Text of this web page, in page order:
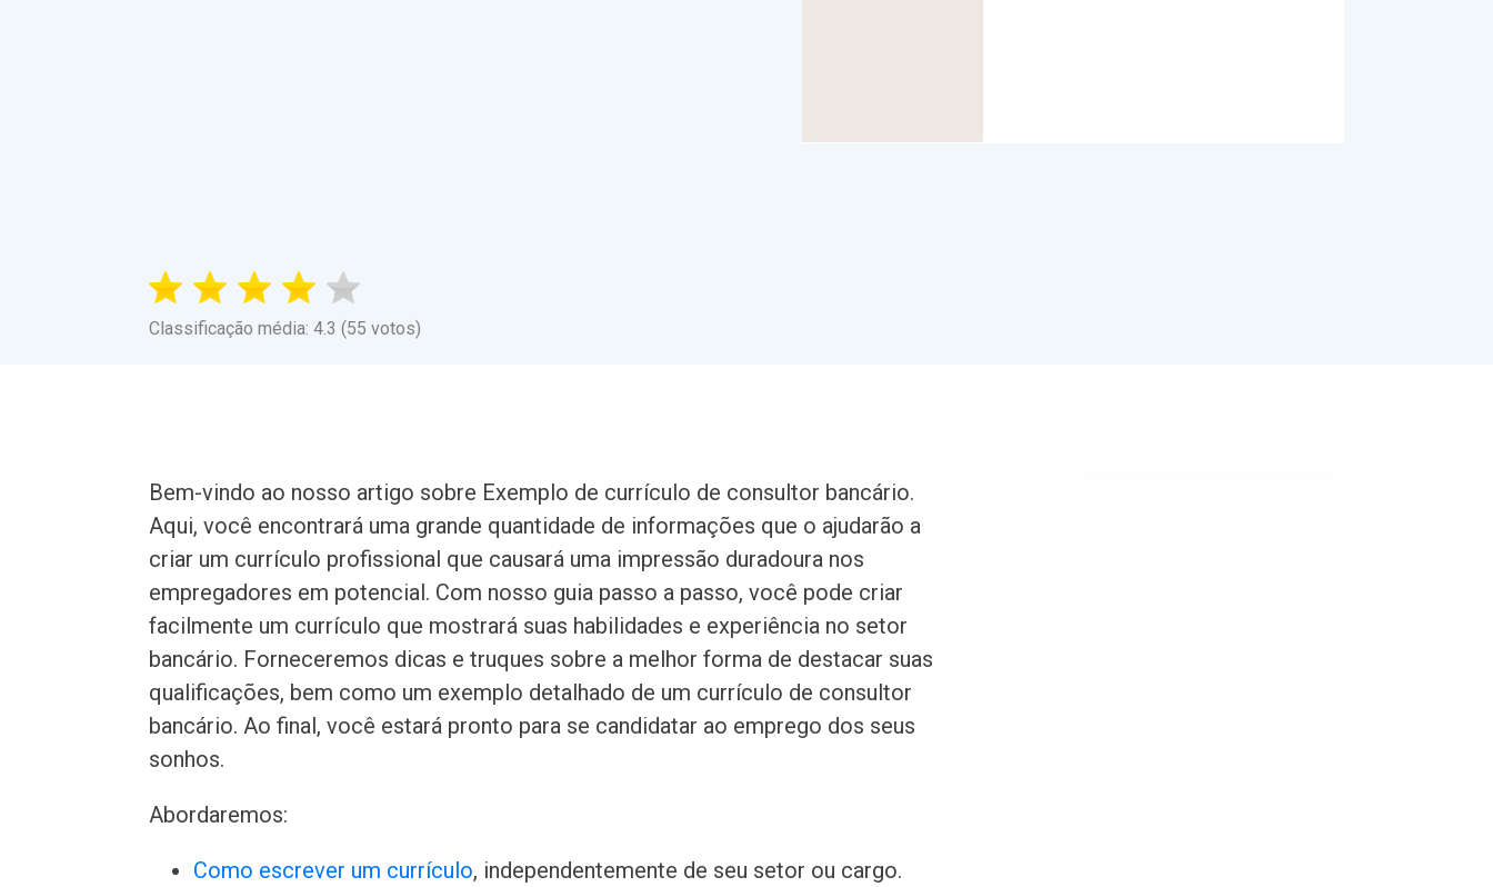
Classificação média: 4.3 (55 votos)
Bem-vindo ao nosso artigo sobre Exemplo de currículo de consultor bancário.
Aqui, você encontrará uma grande quantidade de informações que o ajudarão a
criar um currículo profissional que causará uma impressão duradoura nos
empregadores em potencial. Com nosso guia passo a passo, você pode criar
facilmente um currículo que mostrará suas habilidades e experiência no setor
bancário. Forneceremos dicas e truques sobre a melhor forma de destacar suas
qualificações, bem como um exemplo detalhado de um currículo de consultor
bancário. Ao final, você estará pronto para se candidatar ao emprego dos seus
sonhos.
Abordaremos:
Como escrever um currículo, independentemente de seu setor ou cargo.